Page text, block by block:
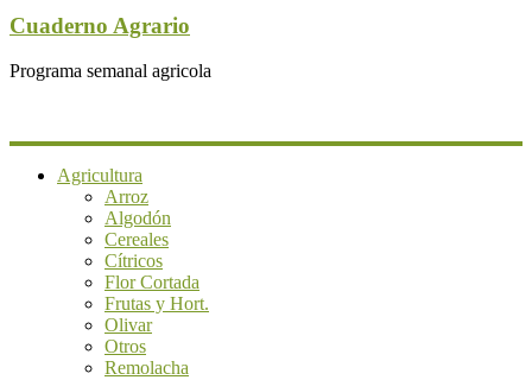
Cuaderno Agrario
Programa semanal agricola
Agricultura
Arroz
Algodón
Cereales
Cítricos
Flor Cortada
Frutas y Hort.
Olivar
Otros
Remolacha